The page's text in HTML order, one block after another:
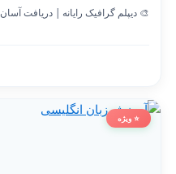
🎨 دیپلم گرافیک رایانه | دریافت آسان
⭐ ویژه